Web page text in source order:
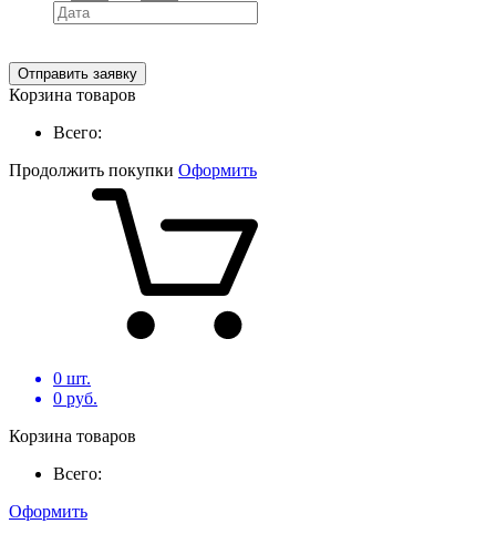
Отправить заявку
Корзина товаров
Всего:
Продолжить покупки Оформить
0 шт.
0 руб.
Корзина товаров
Всего:
Оформить